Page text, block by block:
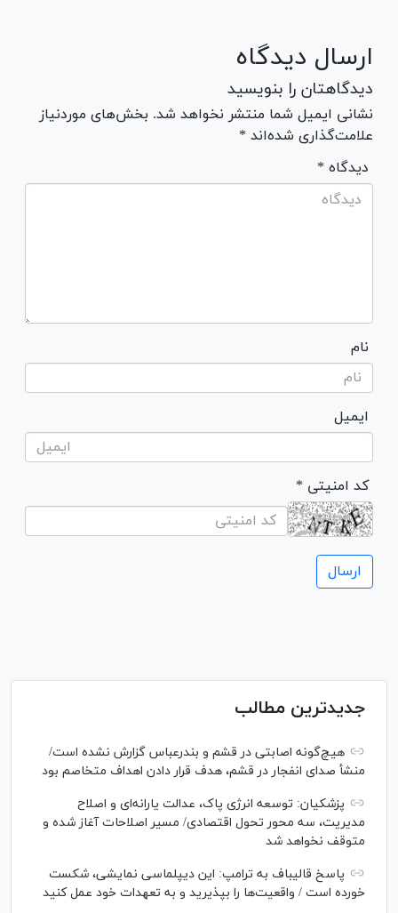
ارسال دیدگاه
دیدگاهتان را بنویسید
نشانی ایمیل شما منتشر نخواهد شد. بخش‌های موردنیاز
علامت‌گذاری شده‌اند *
* دیدگاه
نام
ایمیل
* کد امنیتی
جدیدترین مطالب
هیچ‌گونه اصابتی در قشم و بندرعباس گزارش نشده است/
منشأ صدای انفجار در قشم، هدف قرار دادن اهداف متخاصم بود
پزشکیان: توسعه انرژی پاک، عدالت یارانه‌ای و اصلاح
مدیریت، سه محور تحول اقتصادی/ مسیر اصلاحات آغاز شده و
متوقف نخواهد شد
پاسخ قالیباف به ترامپ: این دیپلماسی نمایشی، شکست
خورده است / واقعیت‌ها را بپذیرید و به تعهدات خود عمل کنید